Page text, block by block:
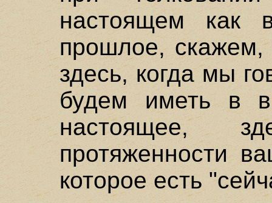
настоящем как
прошлое,
здесь, когда мы
будем иметь в
настоящее,
протяженности
которое есть